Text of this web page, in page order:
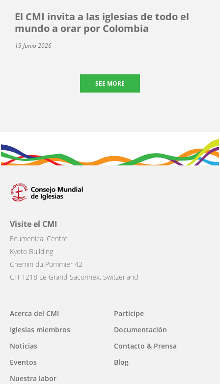
El CMI invita a las iglesias de todo el
mundo a orar por Colombia
19 Junio 2026
SEE MORE
Visite el CMI
Ecumenical Centre
Kyoto Building
Chemin du Pommier 42
CH-1218 Le Grand-Saconnex, Switzerland
Main
navigation
Acerca del CMI
Iglesias miembros
Noticias
Eventos
Nuestra labor
Participe
Documentación
Contacto & Prensa
Blog